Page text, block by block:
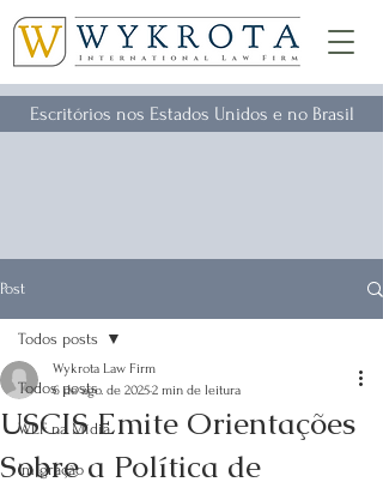
Escritórios nos Estados Unidos e no Brasil
Post
Todos posts
WLF na Mídia
Imigração
Todos posts
USCIS Emite Orientações
Sobre a Política de
Wykrota Law Firm
6 de ago. de 20252 min de leitura